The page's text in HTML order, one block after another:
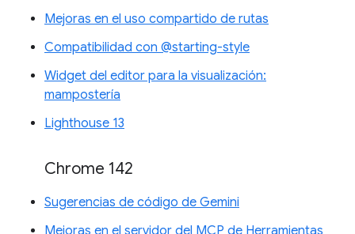
Mejoras en el uso compartido de rutas
Compatibilidad con @starting-style
Widget del editor para la visualización:
mampostería
Lighthouse 13
Chrome 142
Sugerencias de código de Gemini